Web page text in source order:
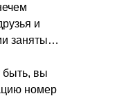
и
заняты…
быть, вы
номер